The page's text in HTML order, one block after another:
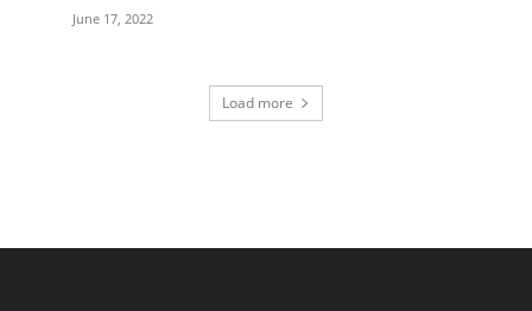
June 17, 2022
Load more